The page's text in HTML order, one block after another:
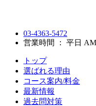
03-4363-5472
営業時間 ： 平日
トップ
選ばれる理由
コース案内/料金
最新情報
過去問対策